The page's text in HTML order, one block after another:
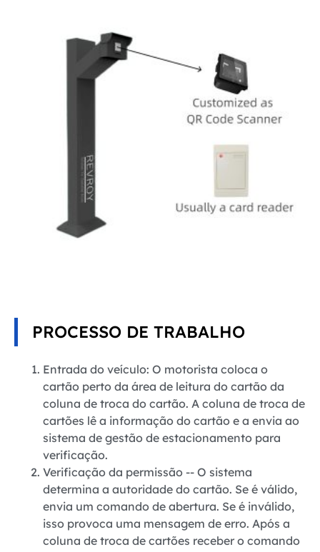
PROCESSO DE TRABALHO
Entrada do veículo: O motorista coloca o
cartão perto da área de leitura do cartão da
coluna de troca do cartão. A coluna de troca de
cartões lê a informação do cartão e a envia ao
sistema de gestão de estacionamento para
verificação.
Verificação da permissão -- O sistema
determina a autoridade do cartão. Se é válido,
envia um comando de abertura. Se é inválido,
isso provoca uma mensagem de erro. Após a
coluna de troca de cartões receber o comando